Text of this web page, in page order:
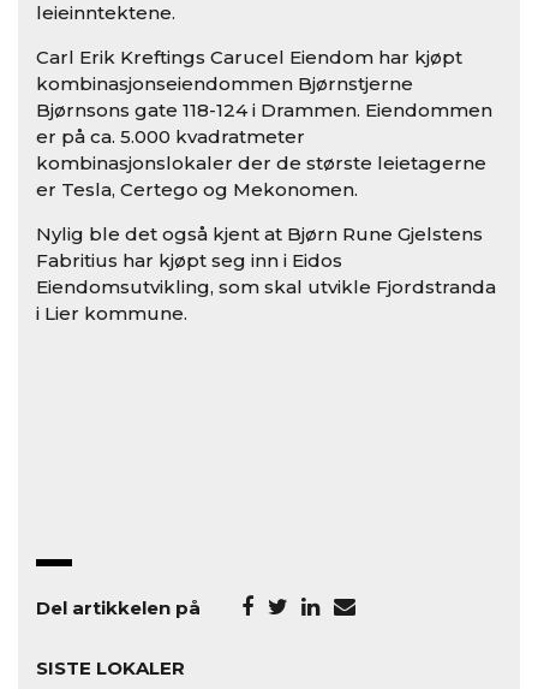
leieinntektene.
Carl Erik Kreftings Carucel Eiendom har kjøpt
kombinasjonseiendommen Bjørnstjerne
Bjørnsons gate 118-124 i Drammen. Eiendommen
er på ca. 5.000 kvadratmeter
kombinasjonslokaler der de største leietagerne
er Tesla, Certego og Mekonomen.
Nylig ble det også kjent at Bjørn Rune Gjelstens
Fabritius har kjøpt seg inn i Eidos
Eiendomsutvikling, som skal utvikle Fjordstranda
i Lier kommune.
Del artikkelen på
SISTE LOKALER